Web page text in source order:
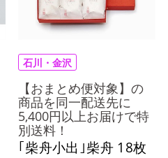
石川・金沢
【おまとめ便対象】の
商品を同一配送先に
5,400円以上お届けで特
別送料！
｢柴舟小出｣柴舟 18枚